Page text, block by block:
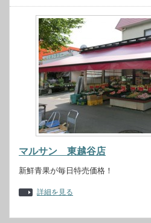
マルサン 東越谷店
新鮮青果が毎日特売価格！
詳細を見る